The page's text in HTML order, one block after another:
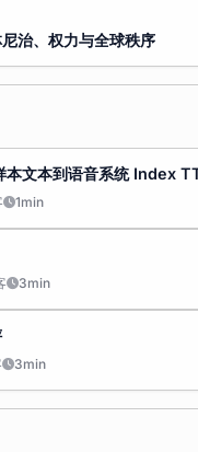
治、权力与全球秩序
文本到语音系统 Index
1min
3min
3min